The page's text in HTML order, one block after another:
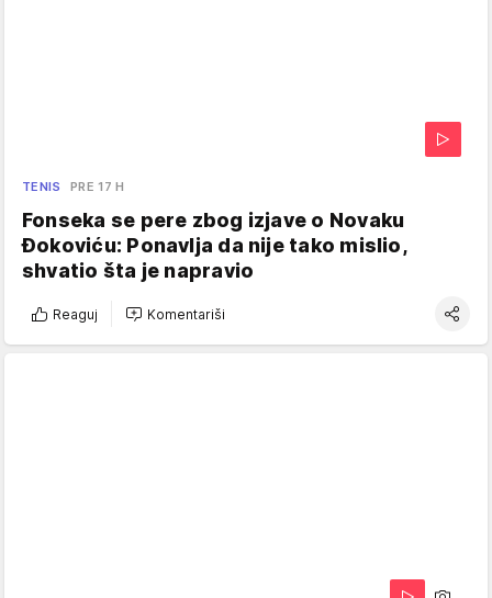
TENIS PRE 17 H
Fonseka se pere zbog izjave o Novaku
Đokoviću: Ponavlja da nije tako mislio,
shvatio šta je napravio
Reaguj Komentariši